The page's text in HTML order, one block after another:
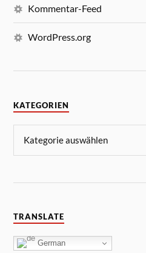
Kommentar-Feed
WordPress.org
KATEGORIEN
TRANSLATE
German